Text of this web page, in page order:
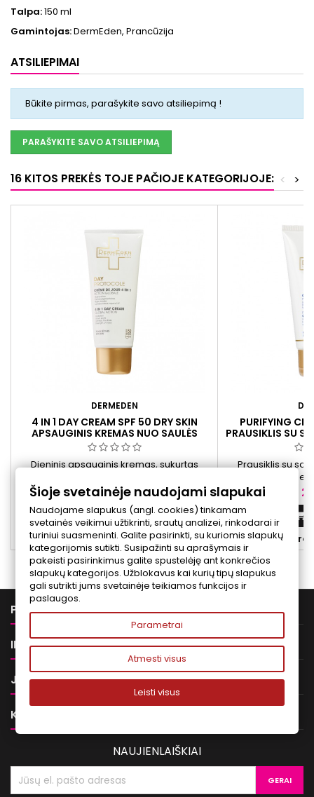
Talpa:150 ml
Gamintojas:DermEden, Prancūzija
ATSILIEPIMAI
Būkite pirmas, parašykite savo atsiliepimą !
PARAŠYKITE SAVO ATSILIEPIMĄ
16 KITOS PREKĖS TOJE PAČIOJE KATEGORIJOJE: >
<
DERMEDEN
4 IN 1 DAY CREAM SPF 50 DRY SKIN
APSAUGINIS KREMAS NUO SAULĖS
SAUSAI, JAUTRIAI ODAI, 50 ML
Dieninis apsauginis kremas, sukurtas
apsaugoti nuo saulės poveikio ir prisideda
prie fotosenėjimo rizikos mažinimo.
Kremas su SPF 50 indeksu suteikia aukštą
apsaugą nuo UVA ir UVB spindulių, todėl
tinkamas kasdieniniam naudojimui.
Kaina
42,00 €
 Į krepšelį
Yra sandėlyje
PURIFYING
PRAUSIKLIS SU
Prausiklis su
riebiai odai.
ir makiažo


PREKĖS 
INFORMACIJA 
JŪSŲ PASKYRA 
KONTAKTAI
NAUJIENLAIŠKIAI
Šioje svetainėje naudojami slapukai
Naudojame slapukus (angl. cookies) tinkamam
svetainės veikimui užtikrinti, srautų analizei, rinkodarai ir
turiniui suasmeninti. Galite pasirinkti, su kuriomis slapukų
kategorijomis sutikti. Susipažinti su aprašymais ir
pakeisti pasirinkimus galite spustelėję ant konkrečios
slapukų kategorijos. Užblokavus kai kurių tipų slapukus
gali sutrikti jums svetainėje teikiamos funkcijos ir
paslaugos.
Parametrai
Atmesti visus
Leisti visus